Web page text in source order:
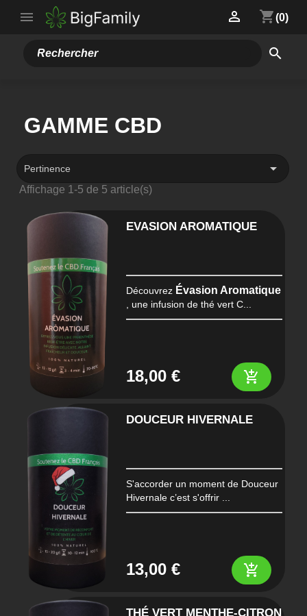
 shopping_cart(0)

search
Accueil
GAMME CBD
Pertinence 
Affichage 1-5 de 5 article(s)
EVASION AROMATIQUE
Découvrez Évasion Aromatique
, une infusion de thé vert C...
18,00 € add_shopping_cart
DOUCEUR HIVERNALE
S'accorder un moment de Douceur
Hivernale c’est s'offrir ...
13,00 € add_shopping_cart
THÉ VERT MENTHE-CITRON